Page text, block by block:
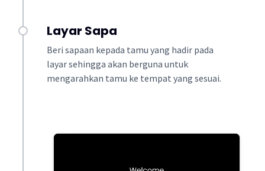
Layar Sapa
Beri sapaan kepada tamu yang hadir pada
layar sehingga akan berguna untuk
mengarahkan tamu ke tempat yang sesuai.